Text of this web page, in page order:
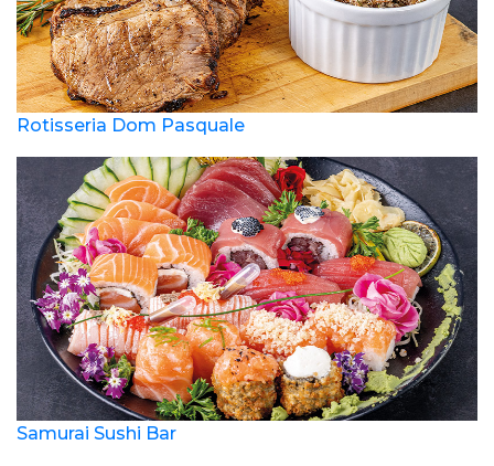
Rotisseria Dom Pasquale
Samurai Sushi Bar